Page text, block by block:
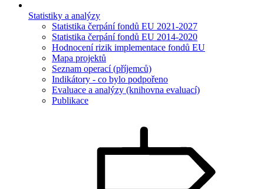
Statistiky a analýzy
Statistika čerpání fondů EU 2021-2027
Statistika čerpání fondů EU 2014-2020
Hodnocení rizik implementace fondů EU
Mapa projektů
Seznam operací (příjemců)
Indikátory - co bylo podpořeno
Evaluace a analýzy (knihovna evaluací)
Publikace